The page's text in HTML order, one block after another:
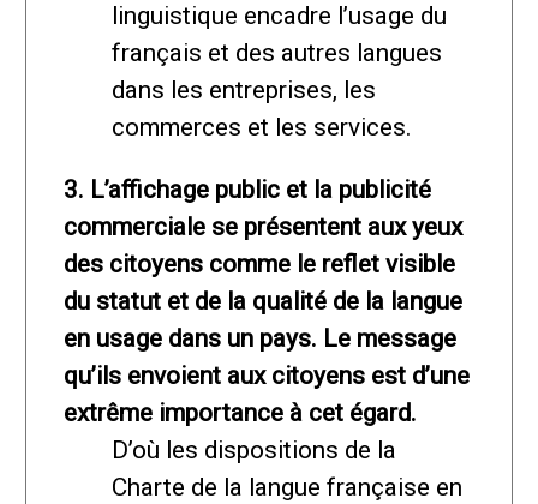
linguistique encadre l’usage du
français et des autres langues
dans les entreprises, les
commerces et les services.
3. L’affichage public et la publicité
commerciale se présentent aux yeux
des citoyens comme le reflet visible
du statut et de la qualité de la langue
en usage dans un pays. Le message
qu’ils envoient aux citoyens est d’une
extrême importance à cet égard.
D’où les dispositions de la
Charte de la langue française en